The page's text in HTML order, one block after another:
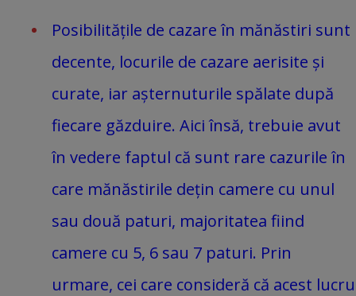
Posibilitățile de cazare în mănăstiri sunt
decente, locurile de cazare aerisite și
curate, iar așternuturile spălate după
fiecare găzduire. Aici însă, trebuie avut
în vedere faptul că sunt rare cazurile în
care mănăstirile dețin camere cu unul
sau două paturi, majoritatea fiind
camere cu 5, 6 sau 7 paturi. Prin
urmare, cei care consideră că acest lucru